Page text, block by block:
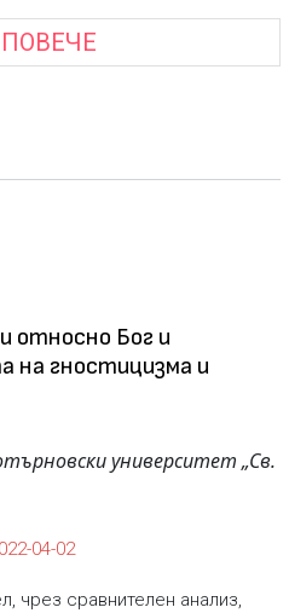
относно Бог и
на гностицизма и
университет „Св.
04-02
чрез сравнителен анализ,